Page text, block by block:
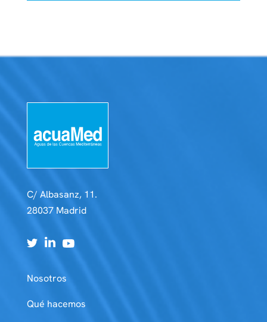
C/ Albasanz, 11.
28037 Madrid
Nosotros
Qué hacemos